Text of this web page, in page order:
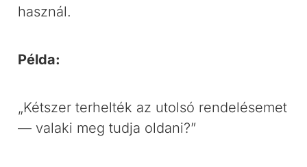
használ.
Példa:
„Kétszer terhelték az utolsó rendelésemet
— valaki meg tudja oldani?”